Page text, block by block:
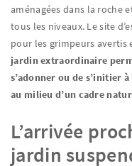
aménagées dans la roche
tous les niveaux. Le site
pour les grimpeurs avertis
jardin extraordinaire
s’adonner ou de s’initier
au milieu d’un cadre
L’arrivée
jardin